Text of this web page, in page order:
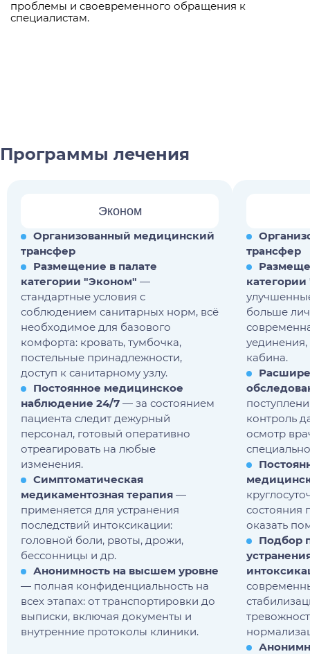
проблемы и своевременного обращения к
специалистам.
Программы лечения
Эконом
Организованный медицинский
трансфер
Размещение в палате
категории "Эконом" —
стандартные условия с
соблюдением санитарных норм, всё
необходимое для базового
комфорта: кровать, тумбочка,
постельные принадлежности,
доступ к санитарному узлу.
Постоянное медицинское
наблюдение 24/7 — за состоянием
пациента следит дежурный
персонал, готовый оперативно
отреагировать на любые
изменения.
Симптоматическая
медикаментозная терапия —
применяется для устранения
последствий интоксикации:
головной боли, рвоты, дрожи,
бессонницы и др.
Анонимность на высшем уровне
— полная конфиденциальность на
всех этапах: от транспортировки до
выписки, включая документы и
внутренние протоколы клиники.
трансфер
больше
кабина.
контроль
осмотр
состояния
оказать
Подбор